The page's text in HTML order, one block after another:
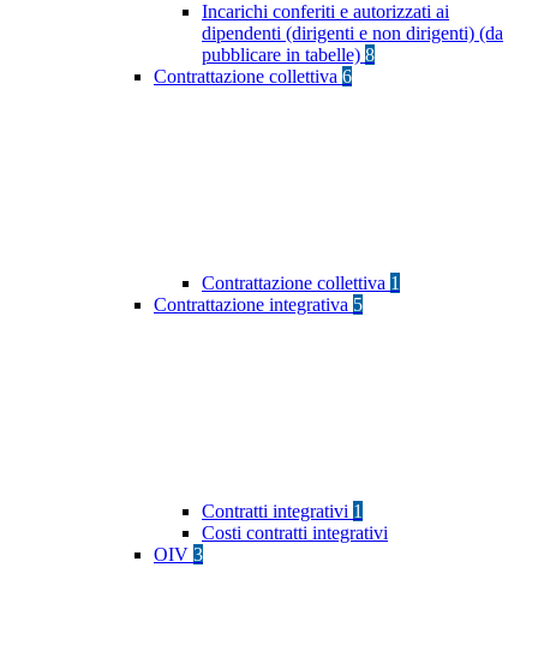
Incarichi conferiti e autorizzati ai
dipendenti (dirigenti e non dirigenti) (da
pubblicare in tabelle) 8
Contrattazione collettiva 6
Contrattazione collettiva 1
Contrattazione integrativa 5
Contratti integrativi 1
Costi contratti integrativi
OIV 3